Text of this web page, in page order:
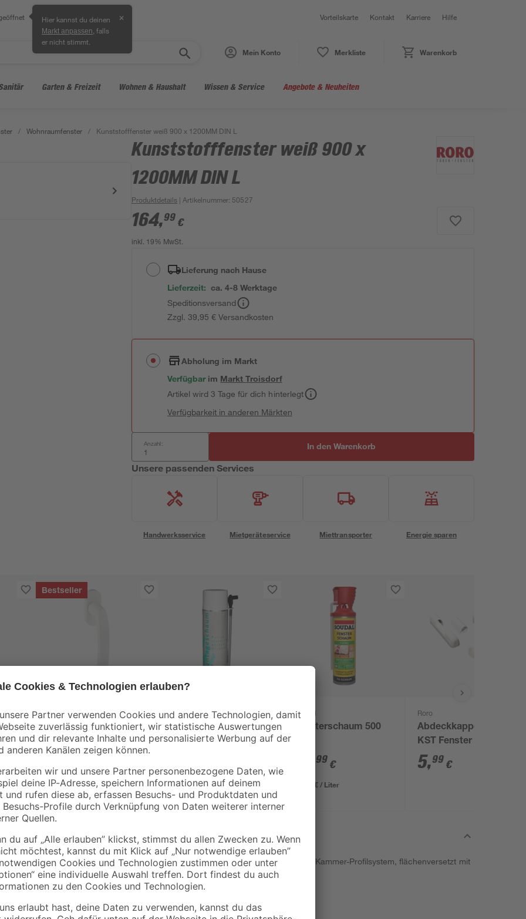
Hier kannst du deinen
Markt anpassen , falls
er nicht stimmt.
✕ Vorteilskarte Kontakt Karriere Hilfe
Mein Konto Merkliste Warenkorb
Garten & Freizeit Wohnen & Haushalt Wissen & Service Angebote & Neuheiten
/ Wohnraumfenster / Kunststofffenster weiß 900 x 1200MM DIN L
Kunststofffenster weiß 900 x
1200MM DIN L
Produktdetails | Artikelnummer: 50527
164,99 €
inkl. 19% MwSt.
Lieferung nach Hause
Lieferzeit: ca. 4-8 Werktage
Speditionsversand
Zzgl. 39,95 € Versandkosten
Abholung im Markt
Verfügbar im MarktTroisdorf
Artikel wird 3 Tage für dich hinterlegt
Verfügbarkeit in anderen Märkten
Anzahl: In den Warenkorb
Unsere passenden Services
Handwerksservice Mietgeräteservice Miettransporter Energie sparen
Bestseller
Roro
Fenstergriff weiß
7 €
Montageschaum 500
ml
12,58 € / Liter
Soudal
Fensterschaum 500
99 €
31,98 € / Liter
Roro
Abdeckkappenset
KST Fenster weiss
5,99 €
Markenbeschlag in Silberoptik (o.Fenstergriff), 5-Kammer-Profilsystem, flächenversetzt mit
2 Anschlagdichtungen